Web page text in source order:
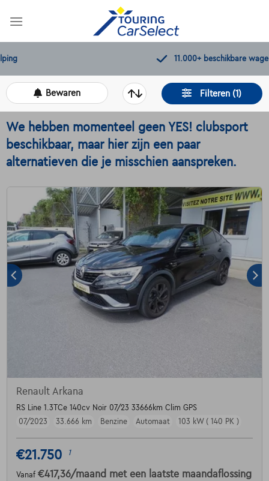
beschikbare wagens
Filteren (1)
Bewaren
We hebben momenteel geen YES! clubsport
beschikbaar, maar hier zijn een paar
alternatieven die je misschien aanspreken.
Renault Arkana
RS Line 1.3TCe 140cv Noir 07/23 33666km Clim GPS
07/2023
33.666 km Benzine Automaat 103 kW ( 140 PK )
€21.750 1
Vanaf €417,36/maand met een laatste maandaflossing